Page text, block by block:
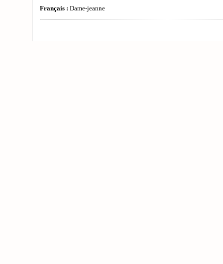
Français : Dame-jeanne